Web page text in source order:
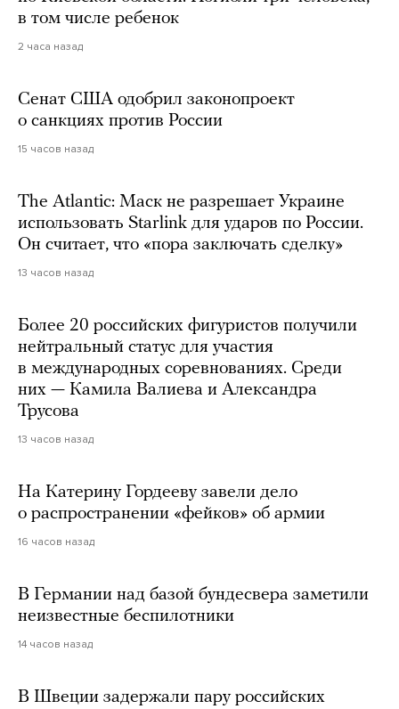
в том числе ребенок
2 часа назад
Сенат США одобрил законопроект
о санкциях против России
15 часов назад
The Atlantic: Маск не разрешает Украине
использовать Starlink для ударов по России.
Он считает, что «пора заключать сделку»
13 часов назад
Более 20 российских фигуристов получили
нейтральный статус для участия
в международных соревнованиях. Среди
них — Камила Валиева и Александра
Трусова
13 часов назад
На Катерину Гордееву завели дело
о распространении «фейков» об армии
16 часов назад
В Германии над базой бундесвера заметили
неизвестные беспилотники
14 часов назад
В Швеции задержали пару российских